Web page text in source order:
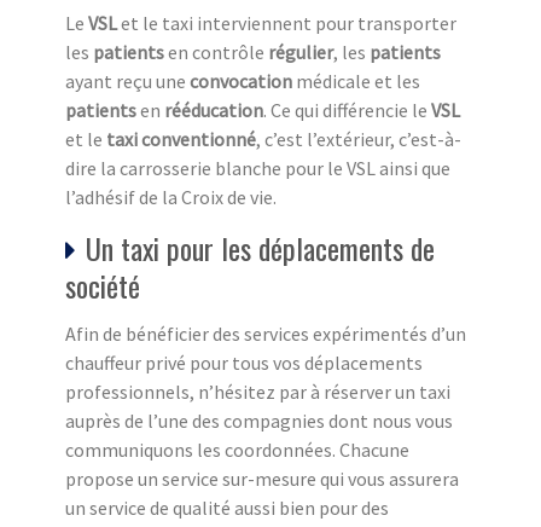
Le VSLet le taxi interviennent pour transporter
les patientsen contrôle régulier, les patients
ayant reçu une convocation médicale et les
patientsen rééducation. Ce qui différencie le VSL
et le taxi conventionné, c’est l’extérieur, c’est-à-
dire la carrosserie blanche pour le VSL ainsi que
l’adhésif de la Croix de vie.
Un taxi pour les déplacements de
société
Afin de bénéficier des services expérimentés d’un
chauffeur privé pour tous vos déplacements
professionnels, n’hésitez par à réserver un taxi
auprès de l’une des compagnies dont nous vous
communiquons les coordonnées. Chacune
propose un service sur-mesure qui vous assurera
un service de qualité aussi bien pour des